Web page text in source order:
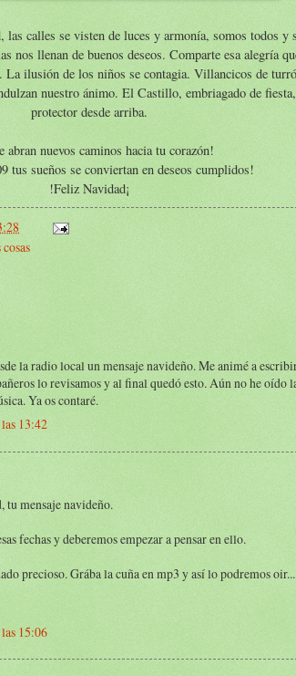
las calles se visten de luces y armonía, somos todos y
nos llenan de buenos deseos. Comparte esa alegría
La ilusión de los niños se contagia. Villancicos de
nuestro ánimo. El Castillo, embriagado de
protector desde arriba.
abran nuevos caminos hacia tu corazón!
tus sueños se conviertan en deseos cumplidos!
!Feliz Navidad¡
la radio local un mensaje navideño. Me animé a
lo revisamos y al final quedó esto. Aún no he oído
Ya os contaré.
13:42
mensaje navideño.
fechas y deberemos empezar a pensar en ello.
precioso. Grába la cuña en mp3 y así lo podremos oir...
15:06